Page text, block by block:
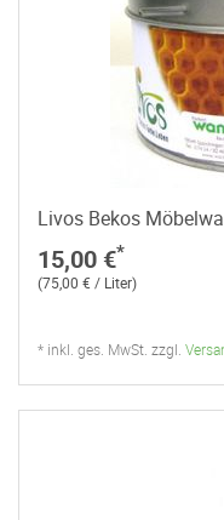
Livos Bekos
15,00 €*
(75,00 € / Liter)
* inkl. ges. MwSt. zzgl.